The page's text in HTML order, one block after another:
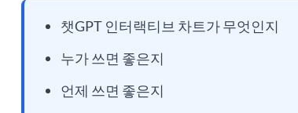
챗GPT 인터랙티브 차트가 무엇인지
누가 쓰면 좋은지
언제 쓰면 좋은지